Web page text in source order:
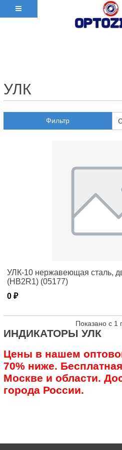
УЛК
Фильтр
УЛК-10 нержавеющая сталь,
(НВ2R1) (05177)
0 ₽
Показано с 1
ИНДИКАТОРЫ УЛК
Цены в нашем
70% ниже.
Москве и области.
города России.